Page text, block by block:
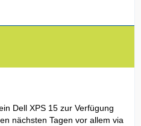
Dell XPS 15 zur Verfügung
nächsten Tagen vor allem via